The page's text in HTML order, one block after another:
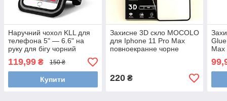
Наручний чохол KLL для
телефона 5" — 6.6" на
руку для бігу чорний
119,99 ₴ 150 ₴
Купити
Захисне 3D скло MOCOLO
для Iphone 11 Pro Max
повноекранне чорне
220₴
Max